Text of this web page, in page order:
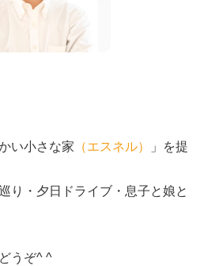
い小さな家 （エスネル）
」を提
り・夕日ドライブ・息子と娘と
うぞ^ ^